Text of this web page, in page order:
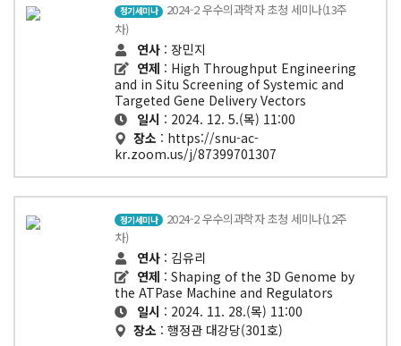
정기세미나
2024-2 우수의과학자 초청 세미나(13주
차)
연사 : 장민지
연제 : High Throughput Engineering
and in Situ Screening of Systemic and
Targeted Gene Delivery Vectors
일시 : 2024. 12. 5.(목) 11:00
장소 : https://snu-ac-
kr.zoom.us/j/87399701307
정기세미나
2024-2 우수의과학자 초청 세미나(12주
차)
연사 : 김유리
연제 : Shaping of the 3D Genome by
the ATPase Machine and Regulators
일시 : 2024. 11. 28.(목) 11:00
장소 : 행정관 대강당(301호)